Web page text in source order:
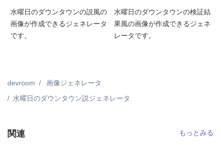
水曜日のダウンタウンの説風の
画像が作成できるジェネレータ
です。
水曜日のダウンタウンの検証結
果風の画像が作成できるジェネ
レータです。
devroom
画像ジェネレータ
水曜日のダウンタウン説ジェネレータ
関連 もっとみる